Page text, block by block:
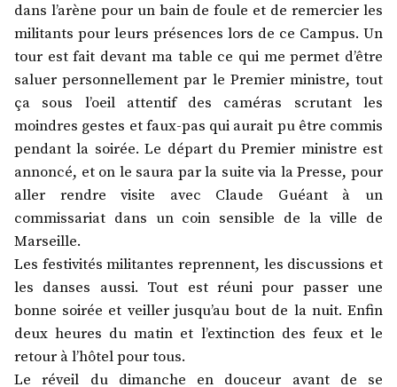
dans l’arène pour un bain de foule et de remercier les
militants pour leurs présences lors de ce Campus. Un
tour est fait devant ma table ce qui me permet d’être
saluer personnellement par le Premier ministre, tout
ça sous l’oeil attentif des caméras scrutant les
moindres gestes et faux-pas qui aurait pu être commis
pendant la soirée. Le départ du Premier ministre est
annoncé, et on le saura par la suite via la Presse, pour
aller rendre visite avec Claude Guéant à un
commissariat dans un coin sensible de la ville de
Marseille.
Les festivités militantes reprennent, les discussions et
les danses aussi. Tout est réuni pour passer une
bonne soirée et veiller jusqu’au bout de la nuit. Enfin
deux heures du matin et l’extinction des feux et le
retour à l’hôtel pour tous.
Le réveil du dimanche en douceur avant de se